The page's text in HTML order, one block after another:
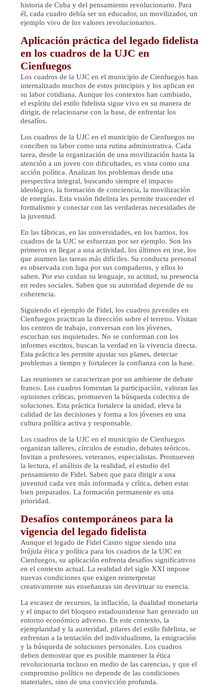
historia de Cuba y del pensamiento revolucionario. Para
él, cada cuadro debía ser un educador, un movilizador, un
ejemplo vivo de los valores revolucionarios.
Aplicación práctica del legado fidelista
en los cuadros de la UJC en
Cienfuegos
Los cuadros de la UJC en el municipio de Cienfuegos han
internalizado muchos de estos principios y los aplican en
su labor cotidiana. Aunque los contextos han cambiado,
el espíritu del estilo fidelista sigue vivo en su manera de
dirigir, de relacionarse con la base, de enfrentar los
desafíos.
Los cuadros de la UJC en el municipio de Cienfuegos no
conciben su labor como una rutina administrativa. Cada
tarea, desde la organización de una movilización hasta la
atención a un joven con dificultades, es vista como una
acción política. Analizan los problemas desde una
perspectiva integral, buscando siempre el impacto
ideológico, la formación de conciencia, la movilización
de energías. Esta visión fidelista les permite trascender el
formalismo y conectar con las verdaderas necesidades de
la juventud.
En las fábricas, en las universidades, en los barrios, los
cuadros de la UJC se esfuerzan por ser ejemplo. Son los
primeros en llegar a una actividad, los últimos en irse, los
que asumen las tareas más difíciles. Su conducta personal
es observada con lupa por sus compañeros, y ellos lo
saben. Por eso cuidan su lenguaje, su actitud, su presencia
en redes sociales. Saben que su autoridad depende de su
coherencia.
Siguiendo el ejemplo de Fidel, los cuadros juveniles en
Cienfuegos practican la dirección sobre el terreno. Visitan
los centros de trabajo, conversan con los jóvenes,
escuchan sus inquietudes. No se conforman con los
informes escritos, buscan la verdad en la vivencia directa.
Esta práctica les permite ajustar sus planes, detectar
problemas a tiempo y fortalecer la confianza con la base.
Las reuniones se caracterizan por un ambiente de debate
franco. Los cuadros fomentan la participación, valoran las
opiniones críticas, promueven la búsqueda colectiva de
soluciones. Esta práctica fortalece la unidad, eleva la
calidad de las decisiones y forma a los jóvenes en una
cultura política activa y responsable.
Los cuadros de la UJC en el municipio de Cienfuegos
organizan talleres, círculos de estudio, debates teóricos.
Invitan a profesores, veteranos, especialistas. Promueven
la lectura, el análisis de la realidad, el estudio del
pensamiento de Fidel. Saben que para dirigir a una
juventud cada vez más informada y crítica, deben estar
bien preparados. La formación permanente es una
prioridad.
Desafíos contemporáneos para la
vigencia del legado fidelista
Aunque el legado de Fidel Castro sigue siendo una
brújula ética y política para los cuadros de la UJC en
Cienfuegos, su aplicación enfrenta desafíos significativos
en el contexto actual. La realidad del siglo XXI impone
nuevas condiciones que exigen reinterpretar
creativamente sus enseñanzas sin desvirtuar su esencia.
La escasez de recursos, la inflación, la dualidad monetaria
y el impacto del bloqueo estadounidense han generado un
entorno económico adverso. En este contexto, la
ejemplaridad y la austeridad, pilares del estilo fidelista, se
enfrentan a la tentación del individualismo, la emigración
y la búsqueda de soluciones personales. Los cuadros
deben demostrar que es posible mantener la ética
revolucionaria incluso en medio de las carencias, y que el
compromiso político no depende de las condiciones
materiales, sino de una convicción profunda.